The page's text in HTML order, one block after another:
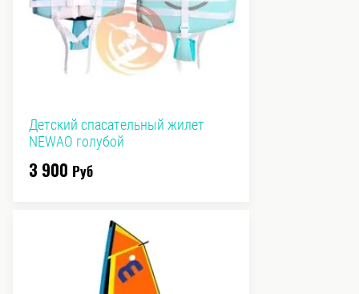
Детский спасательный жилет
NEWAO голубой
3 900 Руб